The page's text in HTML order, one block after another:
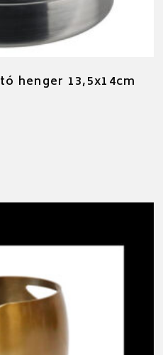
henger 13,5x14cm